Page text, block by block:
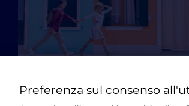
Preferenza sul consenso